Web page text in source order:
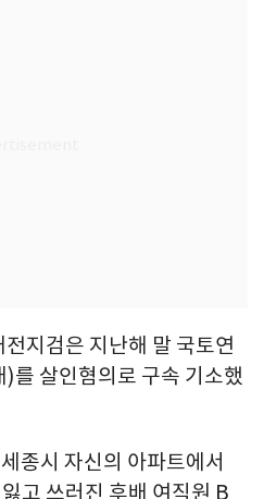
지검은 지난해 말 국토연
를 살인혐의로 구속 기소했
종시 자신의 아파트에서
고 쓰러진 후배 여직원 B